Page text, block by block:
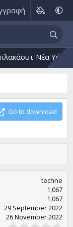
Nέα Υόρκη Μάχη
Go to download
techne
1,067
1,067
29 September 2022
26 November 2022